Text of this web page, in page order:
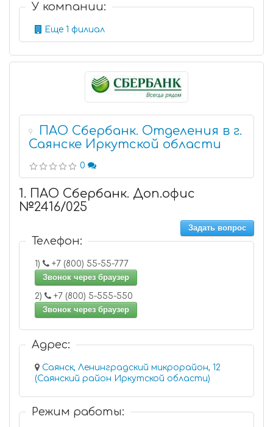
У компании:
Еще 1 филиал
9
ПАО Сбербанк. Отделения в г.
Саянске Иркутской области
0
1. ПАО Сбербанк. Доп.офис
№2416/025
Задать вопрос
Телефон:
1)
+7 (800) 55-55-777
Звонок через браузер
2)
+7 (800) 5-555-550
Звонок через браузер
Адрес:
Саянск, Ленинградский микрорайон, 12
(Саянский район Иркутской области)
Режим работы: